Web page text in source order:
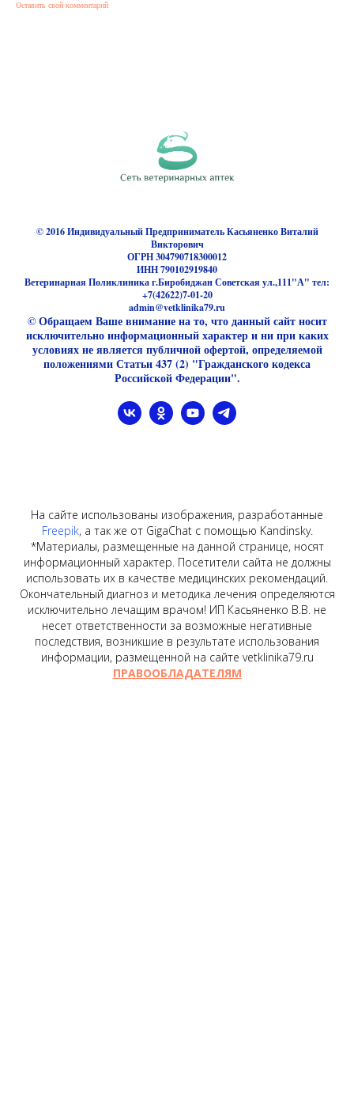
Оставить свой комментарий
© 2016 Индивидуальный Предприниматель Касьяненко Виталий
Викторович
ОГРН 304790718300012
ИНН 790102919840
Ветеринарная Поликлиника г.Биробиджан Советская ул.,111"А" тел:
+7(42622)7-01-20
admin@vetklinika79.ru
© Обращаем Ваше внимание на то, что данный сайт носит
исключительно информационный характер и ни при каких
условиях не является публичной офертой, определяемой
положениями Статьи 437 (2) "Гражданского кодекса
Российской Федерации".
На сайте использованы изображения, разработанные
Freepik, а так же от GigaChat с помощью Kandinsky.
*Материалы, размещенные на данной странице, носят
информационный характер. Посетители сайта не должны
использовать их в качестве медицинских рекомендаций.
Окончательный диагноз и методика лечения определяются
исключительно лечащим врачом! ИП Касьяненко В.В. не
несет ответственности за возможные негативные
последствия, возникшие в результате использования
информации, размещенной на сайте vetklinika79.ru
ПРАВООБЛАДАТЕЛЯМ